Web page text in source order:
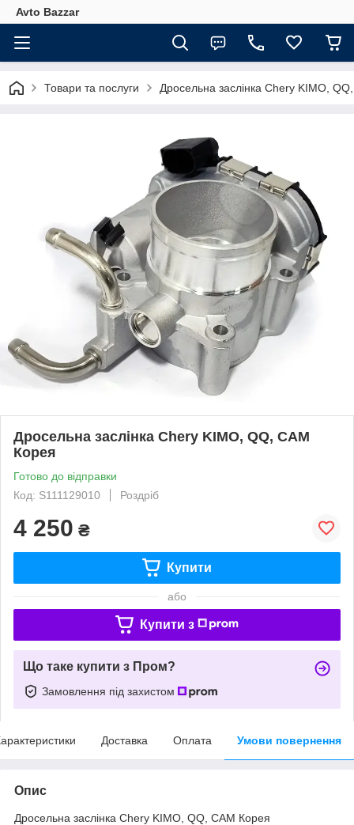
Avto Bazzar
Товари та послуги Дросельна заслінка Chery KIMO,
Дросельна заслінка Chery KIMO, QQ, CAM
Корея
Готово до відправки
Код: S111129010
Роздріб
4 250 ₴
Купити
або
Купити з
Що таке купити з Пром?
Замовлення під захистом
Доставка Оплата Умови повернення
Опис
Дросельна заслінка Chery KIMO, QQ, CAM Корея